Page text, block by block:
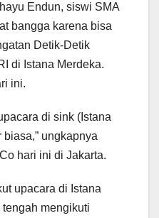
Endun, siswi SMA
bangga karena bisa
Detik-Detik
di Istana Merdeka.
ini.
di sink (Istana
ungkapnya
hari ini di Jakarta.
upacara di Istana
mengikuti